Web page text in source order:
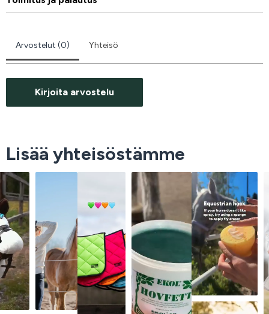
Arvostelut (0) Yhteisö
Kirjoita arvostelu
Lisää yhteisöstämme